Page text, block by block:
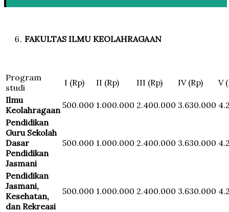
FAKULTAS ILMU KEOLAHRAGAAN
Program
studi
I (Rp) II (Rp) III (Rp) IV (Rp)
V
Ilmu
Keolahragaan 500.000 1.000.000 2.400.000 3.630.000
Pendidikan
Guru Sekolah
Dasar
Pendidikan
Jasmani
500.000 1.000.000 2.400.000 3.630.000
Pendidikan
Jasmani,
Kesehatan,
dan Rekreasi
500.000 1.000.000 2.400.000 3.630.000